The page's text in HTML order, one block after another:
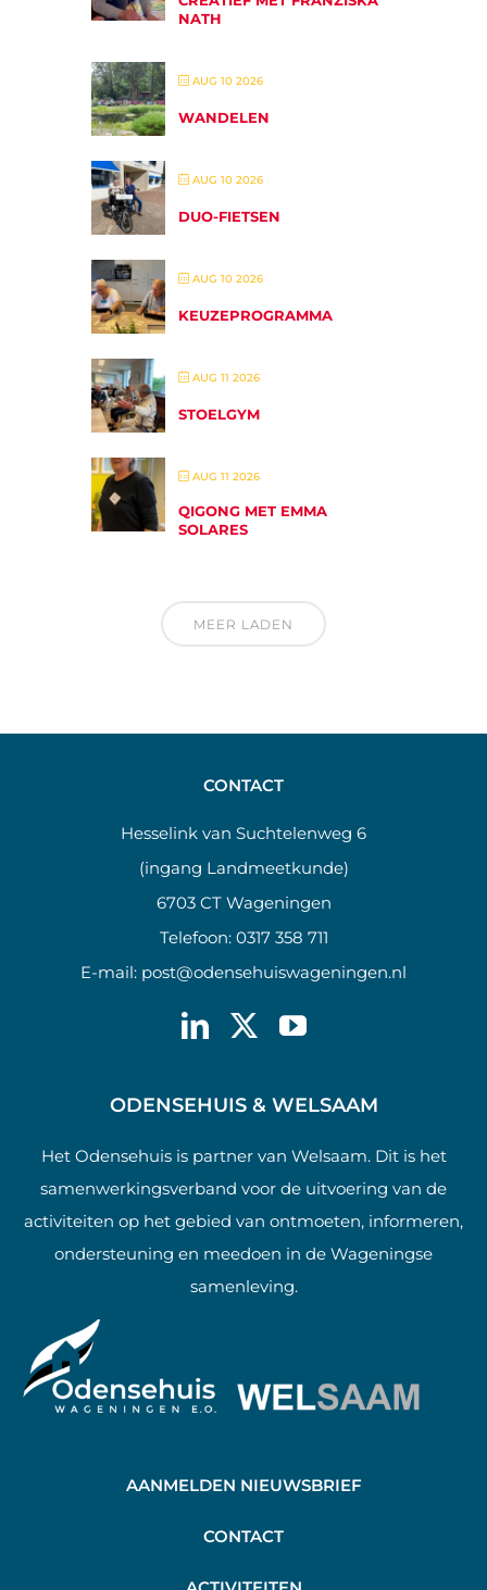
NATH
AUG 10 2026
WANDELEN
AUG 10 2026
DUO-FIETSEN
AUG 10 2026
KEUZEPROGRAMMA
AUG 11 2026
STOELGYM
AUG 11 2026
QIGONG MET EMMA
SOLARES
MEER LADEN
CONTACT
Hesselink van Suchtelenweg 6
(ingang Landmeetkunde)
6703 CT Wageningen
Telefoon: 0317 358 711
E-mail: post@odensehuiswageningen.nl
ODENSEHUIS & WELSAAM
Het Odensehuis is partner van Welsaam. Dit is het
samenwerkingsverband voor de uitvoering van de
activiteiten op het gebied van ontmoeten, informeren,
ondersteuning en meedoen in de Wageningse
samenleving.
AANMELDEN NIEUWSBRIEF
CONTACT